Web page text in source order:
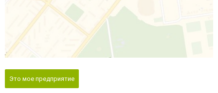
Это мое предприятие